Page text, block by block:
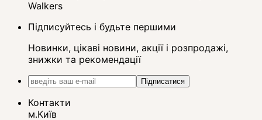
Walkers
Підписуйтесь і будьте першими
Новинки, цікаві новини, акції і розпродажі,
знижки та рекомендації
Підписатися
Контакти
м.Київ